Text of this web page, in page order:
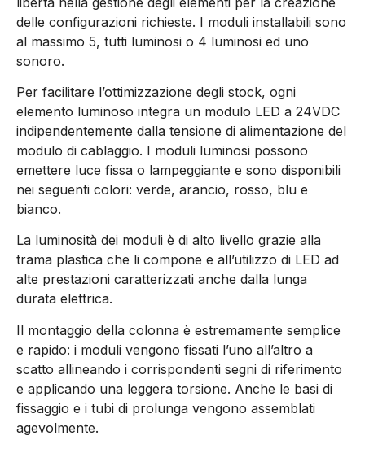
delle configurazioni richieste. I moduli installabili sono
al massimo 5, tutti luminosi o 4 luminosi ed uno
sonoro.
Per facilitare l’ottimizzazione degli stock, ogni
elemento luminoso integra un modulo LED a 24VDC
indipendentemente dalla tensione di alimentazione del
modulo di cablaggio. I moduli luminosi possono
emettere luce fissa o lampeggiante e sono disponibili
nei seguenti colori: verde, arancio, rosso, blu e
bianco.
La luminosità dei moduli è di alto livello grazie alla
trama plastica che li compone e all’utilizzo di LED ad
alte prestazioni caratterizzati anche dalla lunga
durata elettrica.
Il montaggio della colonna è estremamente semplice
e rapido: i moduli vengono fissati l’uno all’altro a
scatto allineando i corrispondenti segni di riferimento
e applicando una leggera torsione. Anche le basi di
fissaggio e i tubi di prolunga vengono assemblati
agevolmente.